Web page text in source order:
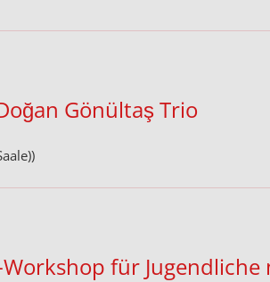
Gönültaş Trio
Workshop für